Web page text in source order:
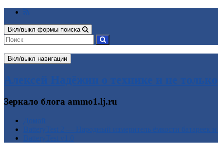
Вкл/выкл формы поиска
Вкл/выкл навигации
Алексей Надёжин о технике и не только
Зеркало блога ammo1.lj.ru